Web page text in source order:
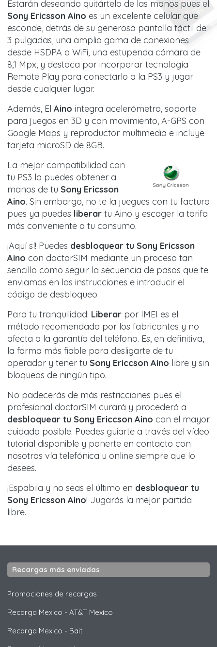
Estarán deseando quitártelo de las manos pues el
Sony Ericsson Aino es un excelente celular que
esconde, detrás de su generosa pantalla táctil de
3 pulgadas, una amplia gama de conexiones
desde HSDPA a WiFi, una estupenda cámara de
8,1 Mpx, y destaca por incorporar tecnología
Remote Play para conectarlo a la PS3 y jugar
desde cualquier lugar.
Además, El Aino integra acelerómetro, soporte
para juegos en 3D y con movimiento, A-GPS con
Google Maps y reproductor multimedia e incluye
tarjeta microSD de 8GB.
La mejor compatibilidad con
tu PS3 la puedes obtener a
manos de tu Sony Ericsson
Aino. Sin embargo, no te la juegues con tu factura
pues ya puedes liberar tu Aino y escoger la tarifa
más conveniente a tu consumo.
¡Aquí sí! Puedes desbloquear tu Sony Ericsson
Aino con doctorSIM mediante un proceso tan
sencillo como seguir la secuencia de pasos que te
enviamos en las instrucciones e introducir el
código de desbloqueo.
Para tu tranquilidad: Liberar por IMEI es el
método recomendado por los fabricantes y no
afecta a la garantía del teléfono. Es, en definitiva,
la forma más fiable para desligarte de tu
operador y tener tu Sony Ericcson Aino libre y sin
bloqueos de ningún tipo.
No padecerás de más restricciones pues el
profesional doctorSIM curará y procederá a
desbloquear tu Sony Ericcson Aino con el mayor
cuidado posible. Puedes guiarte a través del vídeo
tutorial disponible y ponerte en contacto con
nosotros vía telefónica u online siempre que lo
desees.
¡Espabila y no seas el último en desbloquear tu
Sony Ericsson Aino! Jugarás la mejor partida
libre.
Recargas más enviadas
Promociones de recargas
Recarga Mexico - AT&T Mexico
Recarga Mexico - Bait